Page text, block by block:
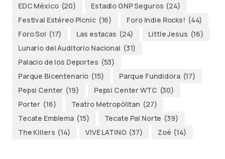
EDC México (20) Estadio GNP Seguros (24)
Festival Estéreo Picnic (16) Foro Indie Rocks! (44)
Foro Sol (17) Las estacas (24) Little Jesus (16)
Lunario del Auditorio Nacional (31)
Palacio de los Deportes (53)
Parque Bicentenario (15) Parque Fundidora (17)
Pepsi Center (19) Pepsi Center WTC (30)
Porter (16) Teatro Metropólitan (27)
Tecate Emblema (15) Tecate Pal Norte (39)
The Killers (14) VIVE LATINO (37) Zoé (14)